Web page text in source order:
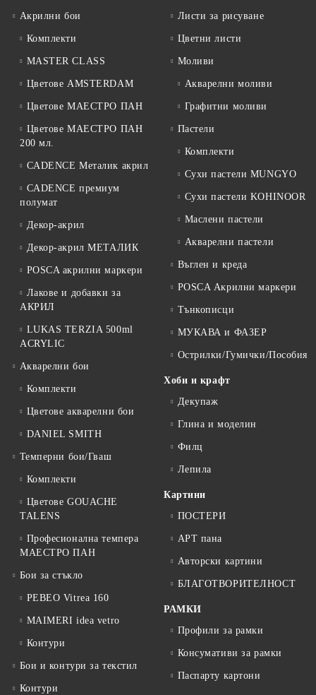
Акрилни бои
Комплекти
MASTER CLASS
Цветове AMSTERDAM
Цветове МАЕСТРО ПАН
Цветове МАЕСТРО ПАН
200 мл.
CADENCE Металик акрил
CADENCE премиум
полумат
Декор-акрил
Декор-акрил МЕТАЛИК
POSCA акрилни маркери
Лакове и добавки за
АКРИЛ
LUKAS TERZIA 500ml
ACRYLIC
Акварелни бои
Комплекти
Цветове акварелни бои
DANIEL SMITH
Темперни бои/Гваш
Комплекти
Цветове GOUACHE
TALENS
Професионална темпера
МАЕСТРО ПАН
Бои за стъкло
PEBEO Vitrea 160
MAIMERI idea vetro
Контури
Бои и контури за текстил
Контури
Листи за рисуване
Цветни листи
Моливи
Акварелни моливи
Графитни моливи
Пастели
Комплекти
Сухи пастели MUNGYO
Сухи пастели KOHINOOR
Маслени пастели
Акварелни пастели
Въглен и креда
POSCA Акрилни маркери
Тънкописци
МУКАВА и ФАЗЕР
Острилки/Гумички/Пособия
Хоби и крафт
Декупаж
Глина и моделин
Филц
Лепила
Картини
ПОСТЕРИ
АРТ пана
Авторски картини
БЛАГОТВОРИТЕЛНОСТ
РАМКИ
Профили за рамки
Консумативи за рамки
Паспарту картони